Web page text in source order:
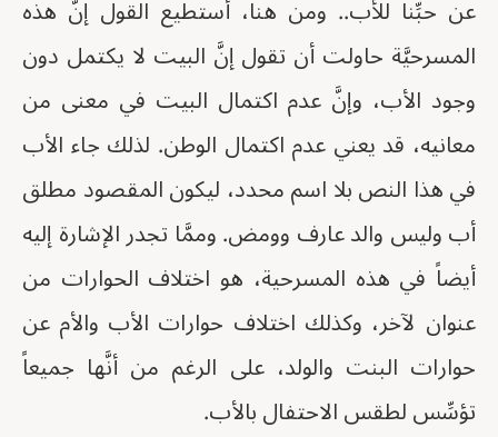
عن حبِّنا للأب.. ومن هنا، أستطيع القول إنَّ هذه
المسرحيَّة حاولت أن تقول إنَّ البيت لا يكتمل دون
وجود الأب، وإنَّ عدم اكتمال البيت في معنى من
معانيه، قد يعني عدم اكتمال الوطن. لذلك جاء الأب
في هذا النص بلا اسم محدد، ليكون المقصود مطلق
أب وليس والد عارف وومض. وممَّا تجدر الإشارة إليه
أيضاً في هذه المسرحية، هو اختلاف الحوارات من
عنوان لآخر، وكذلك اختلاف حوارات الأب والأم عن
حوارات البنت والولد، على الرغم من أنَّها جميعاً
تؤسِّس لطقس الاحتفال بالأب.